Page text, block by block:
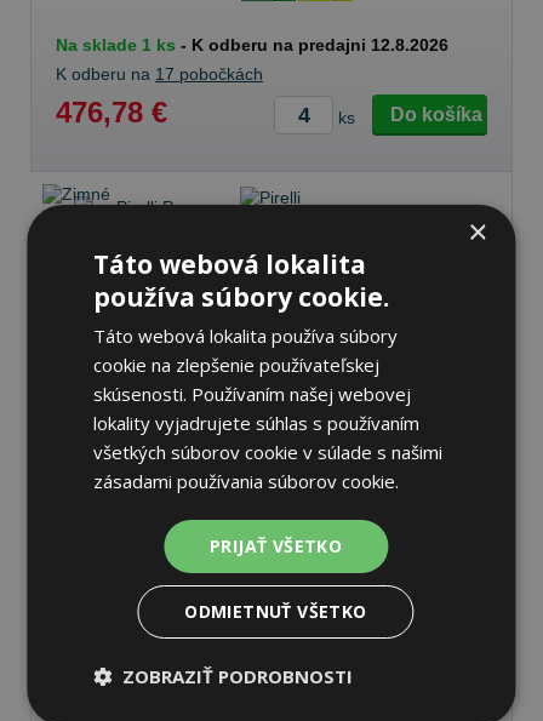
Na sklade 1 ks - K odberu na predajni 12.8.2026
K odberu na 17 pobočkách
476,78 € ks Do košíka
Pirelli P ZERO WINTER 2
235/50 R19 103 V Zimné
C C 69 dB
Nie je skladom Sledovať naskladnenie
285,20 €
275/35 R21 103 W Zimné
×
Táto webová lokalita
používa súbory cookie.
Táto webová lokalita používa súbory
cookie na zlepšenie používateľskej
skúsenosti. Používaním našej webovej
lokality vyjadrujete súhlas s používaním
všetkých súborov cookie v súlade s našimi
zásadami používania súborov cookie.
PRIJAŤ VŠETKO
ODMIETNUŤ VŠETKO
ZOBRAZIŤ PODROBNOSTI